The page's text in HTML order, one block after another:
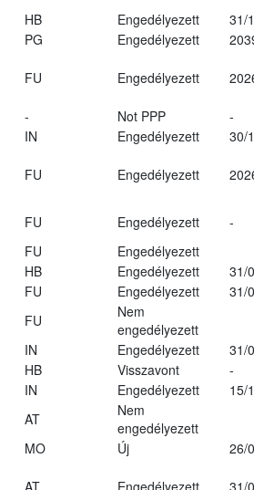
HB Engedélyezett
31/
PG Engedélyezett
FU Engedélyezett
- Not PPP
-
IN Engedélyezett
30/
FU Engedélyezett
FU Engedélyezett
-
FU
Engedélyezett
HB Engedélyezett
31/
FU Engedélyezett
31/
FU
Nem
engedélyezett
IN Engedélyezett
31/
HB Visszavont
-
IN Engedélyezett
15/
AT
Nem
engedélyezett
MO Új
26/